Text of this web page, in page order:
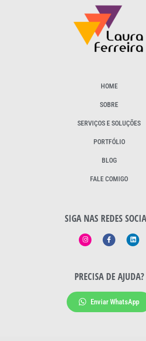
HOME
SOBRE
SERVIÇOS E SOLUÇÕES
PORTFÓLIO
BLOG
FALE COMIGO
SIGA NAS REDES
PRECISA DE AJUDA?
Enviar WhatsApp